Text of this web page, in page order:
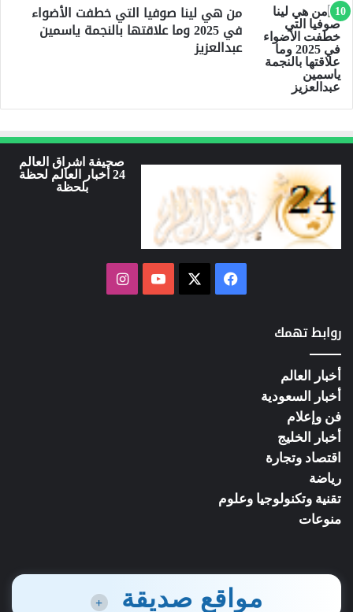
من هي لينا صوفيا التي خطفت الأضواء
في 2025 وما علاقتها بالنجمة ياسمين
عبدالعزيز
صحيفة اشراق العالم
24 أخبار العالم لحظة
بلحظة
فيسبوك ‫YouTubeانستقرام
روابط تهمك
أخبار العالم
أخبار السعودية
فن وإعلام
أخبار الخليج
اقتصاد وتجارة
رياضة
تقنية وتكنولوجيا وعلوم
منوعات
مواقع صديقة +